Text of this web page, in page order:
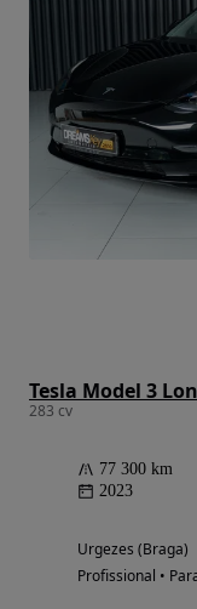
Tesla Model 3
283 cv
77 300 km
2023
Urgezes (Braga)
Profissional •